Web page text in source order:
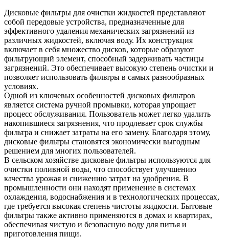
Дисковые фильтры для очистки жидкостей представляют
собой передовые устройства, предназначенные для
эффективного удаления механических загрязнений из
различных жидкостей, включая воду. Их конструкция
включает в себя множество дисков, которые образуют
фильтрующий элемент, способный задерживать частицы
загрязнений. Это обеспечивает высокую степень очистки и
позволяет использовать фильтры в самых разнообразных
условиях.
Одной из ключевых особенностей дисковых фильтров
является система ручной промывки, которая упрощает
процесс обслуживания. Пользователь может легко удалить
накопившиеся загрязнения, что продлевает срок службы
фильтра и снижает затраты на его замену. Благодаря этому,
дисковые фильтры становятся экономически выгодным
решением для многих пользователей.
В сельском хозяйстве дисковые фильтры используются для
очистки поливной воды, что способствует улучшению
качества урожая и снижению затрат на удобрения. В
промышленности они находят применение в системах
охлаждения, водоснабжения и в технологических процессах,
где требуется высокая степень чистоты жидкости. Бытовые
фильтры также активно применяются в домах и квартирах,
обеспечивая чистую и безопасную воду для питья и
приготовления пищи.